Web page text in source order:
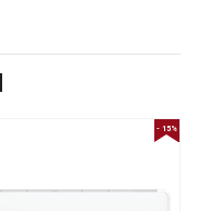
- 15%